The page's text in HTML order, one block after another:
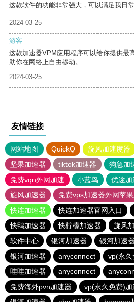
这款软件的功能非常强大，可以满足我日常
2024-03-25
游客
这款加速器VPM应用程序可以给你提供最
助你在网络上自由移动。
2024-03-25
友情链接
网站地图 QuickQ 旋风加速度器
坚果加速器
tiktok加速器
狗急加
免费vqn外网加速
小蓝鸟 优途加
旋风加速器
免费vps加速器外网苹
快连加速器
快连加速器官网入口
快鸭加速器
快柠檬加速器 旋风
软件中心
银河加速器 银河加速器
银河加速器
anyconnect
vp(永久
哇哇加速器
anyconnect
免费海外pvn加速器
vp(永久免费)加